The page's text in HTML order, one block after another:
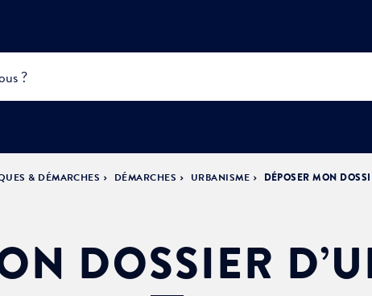
& DÉMARCHES DÉMARCHES URBANISME DÉPOSER MON
DOSSIER